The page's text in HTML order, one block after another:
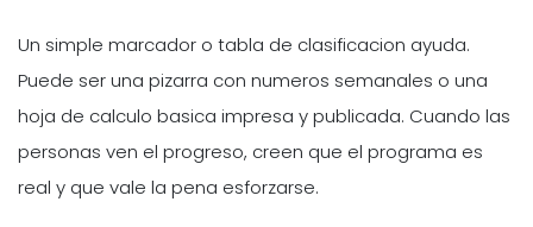
Un simple marcador o tabla de clasificacion ayuda.
Puede ser una pizarra con numeros semanales o una
hoja de calculo basica impresa y publicada. Cuando las
personas ven el progreso, creen que el programa es
real y que vale la pena esforzarse.